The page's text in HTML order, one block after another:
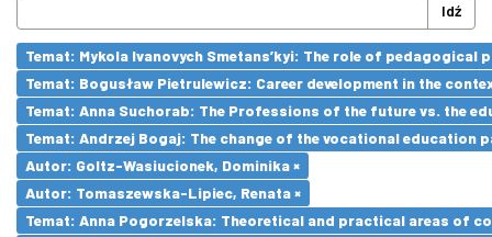
Idź
Temat: Mykola Ivanovych Smetans’kyi: The role of
Temat: Bogusław Pietrulewicz: Career development in the
Temat: Anna Suchorab: The Professions of the future vs. the
Temat: Andrzej Bogaj: The change of the vocational education
Autor: Goltz-Wasiucionek, Dominika ×
Autor: Tomaszewska-Lipiec, Renata ×
Temat: Anna Pogorzelska: Theoretical and practical areas of